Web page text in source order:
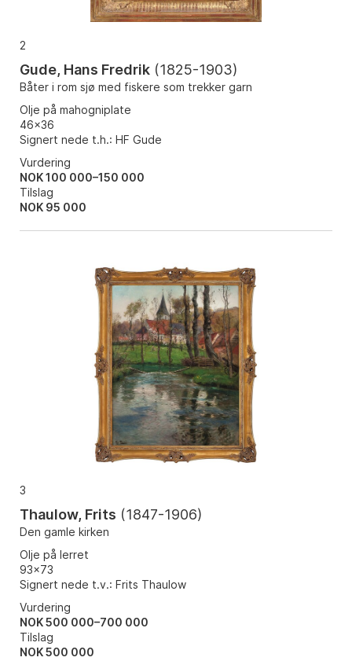
2
Gude, Hans Fredrik (1825-1903)
Båter i rom sjø med fiskere som trekker garn
Olje på mahogniplate
46x36
Signert nede t.h.: HF Gude
Vurdering
NOK 100 000–150 000
Tilslag
NOK 95 000
3
Thaulow, Frits (1847-1906)
Den gamle kirken
Olje på lerret
93x73
Signert nede t.v.: Frits Thaulow
Vurdering
NOK 500 000–700 000
Tilslag
NOK500 000